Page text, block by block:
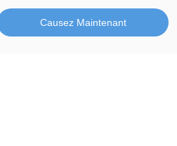
Causez Maintenant